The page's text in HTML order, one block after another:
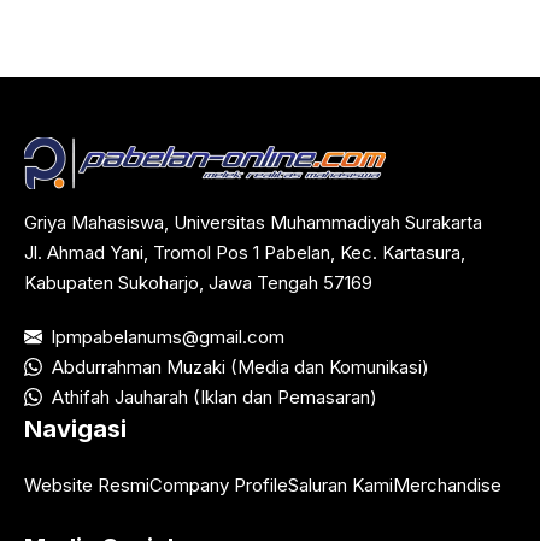
Griya Mahasiswa, Universitas Muhammadiyah Surakarta
Jl. Ahmad Yani, Tromol Pos 1 Pabelan, Kec. Kartasura,
Kabupaten Sukoharjo, Jawa Tengah 57169
lpmpabelanums@gmail.com
Abdurrahman Muzaki (Media dan Komunikasi)
Athifah Jauharah (Iklan dan Pemasaran)
Navigasi
Website ResmiCompany ProfileSaluran KamiMerchandise